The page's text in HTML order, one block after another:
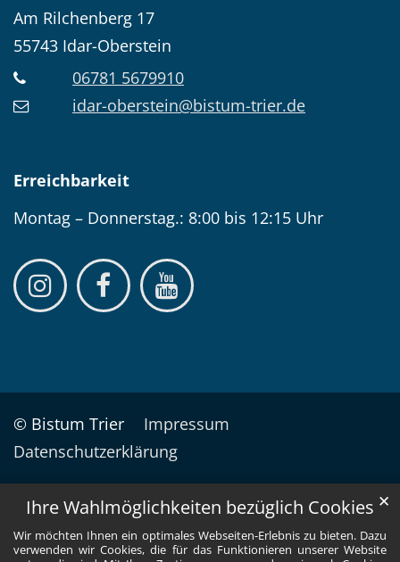
Ihre Wahlmöglichkeiten bezüglich Cookies
Wir möchten Ihnen ein optimales Webseiten-Erlebnis zu bieten. Dazu
verwenden wir Cookies, die für das Funktionieren unserer Website
✕
Am Rilchenberg 17
55743 Idar-Oberstein
06781 5679910
idar-oberstein@bistum-trier.de
Erreichbarkeit
Montag – Donnerstag.: 8:00 bis 12:15 Uhr
© Bistum Trier
Impressum
Datenschutzerklärung